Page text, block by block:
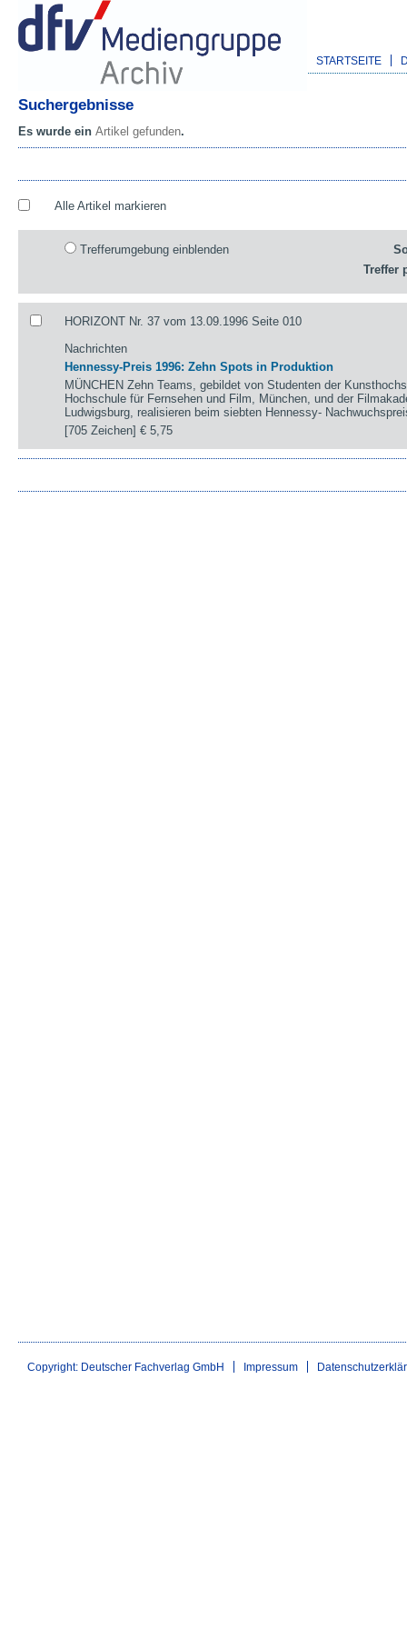
STARTSEITE
Suchergebnisse
Es wurde ein Artikel gefunden.
Alle Artikel markieren
Trefferumgebung einblenden
Treffer
HORIZONT Nr. 37 vom 13.09.1996 Seite 010
Nachrichten
Hennessy-Preis 1996: Zehn Spots in Produktion
MÜNCHEN Zehn Teams, gebildet von Studenten der
Hochschule für Fernsehen und Film, München, und der
Ludwigsburg, realisieren beim siebten Hennessy-
[705 Zeichen]€ 5,75
Copyright: Deutscher Fachverlag GmbH Impressum